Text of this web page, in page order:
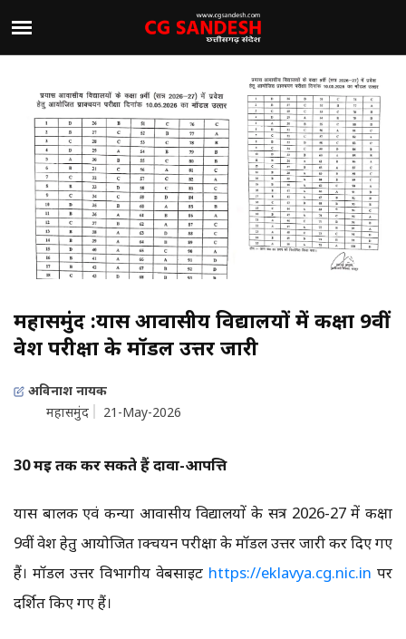
महासमुंद :प्रयास आवासीय विद्यालयों में कक्षा 9वीं
प्रवेश परीक्षा के मॉडल उत्तर जारी
अविनाश नायक
महासमुंद
21-May-2026
30 मई तक कर सकते हैं दावा-आपत्ति
प्रयास बालक एवं कन्या आवासीय विद्यालयों के सत्र 2026-27 में कक्षा
9वीं प्रवेश हेतु आयोजित प्राक्चयन परीक्षा के मॉडल उत्तर जारी कर दिए गए
हैं। मॉडल उत्तर विभागीय वेबसाइट https://eklavya.cg.nic.in पर
प्रदर्शित किए गए हैं।